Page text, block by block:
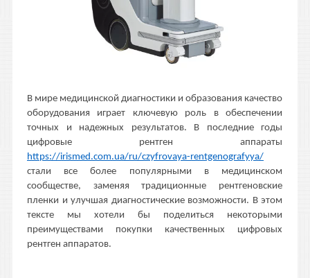
В мире медицинской диагностики и образования качество
оборудования играет ключевую роль в обеспечении
точных и надежных результатов. В последние годы
цифровые рентген аппараты
https://irismed.com.ua/ru/czyfrovaya-rentgenografyya/
стали все более популярными в медицинском
сообществе, заменяя традиционные рентгеновские
пленки и улучшая диагностические возможности. В этом
тексте мы хотели бы поделиться некоторыми
преимуществами покупки качественных цифровых
рентген аппаратов.